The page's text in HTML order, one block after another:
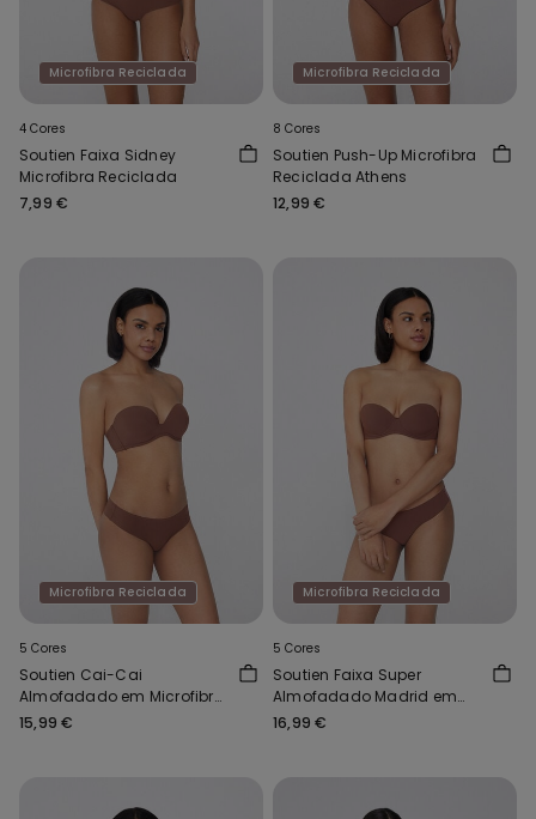
Microfibra Reciclada
4 Cores
Soutien Faixa Sidney
Microfibra Reciclada
7,99 €
Microfibra Reciclada
8 Cores
Soutien Push-Up Microfibra
Reciclada Athens
12,99 €
Microfibra Reciclada
5 Cores
Soutien Cai-Cai
Almofadado em Microfibra
Reciclada New York
15,99 €
Microfibra Reciclada
5 Cores
Soutien Faixa Super
Almofadado Madrid em
Microfibra Reciclada
16,99 €